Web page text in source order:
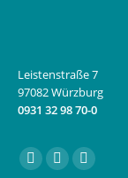
Leistenstraße 7
97082 Würzburg
0931 32 98 70-0
Finden Sie uns auf:
FacebookInstagram
E-